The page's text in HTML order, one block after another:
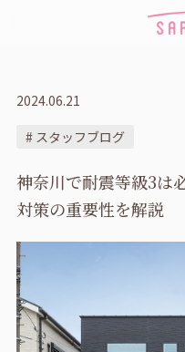
2024.06.21
# スタッフブログ
神奈川で耐震等級3は
対策の重要性を解説